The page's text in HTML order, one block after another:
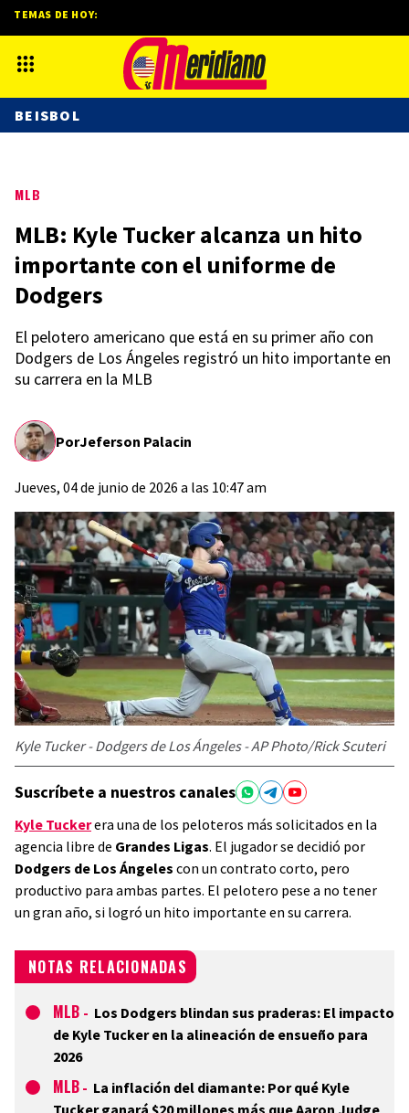
MLB
MLB: Kyle Tucker alcanza un hito
importante con el uniforme de
Dodgers
El pelotero americano que está en su primer año con
Dodgers de Los Ángeles registró un hito importante en
su carrera en la MLB
PorJeferson Palacin
Jueves, 04 de junio de 2026 a las 10:47 am
Kyle Tucker - Dodgers de Los Ángeles - AP Photo/Rick Scuteri
Suscríbete a nuestros canales
Kyle Tuckerera una de los peloteros más solicitados en la
agencia libre de Grandes Ligas. El jugador se decidió por
Dodgers de Los Ángeles con un contrato corto, pero
productivo para ambas partes. El pelotero pese a no tener
un gran año, si logró un hito importante en su carrera.
NOTAS RELACIONADAS
MLB - Los Dodgers blindan sus praderas: El impacto
de Kyle Tucker en la alineación de ensueño para
2026
MLB - La inflación del diamante: Por qué Kyle
Tucker ganará $20 millones más que Aaron Judge
TEMAS DE HOY:
BEISBOL